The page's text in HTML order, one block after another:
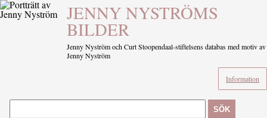
JENNY NYSTRÖMS
BILDER
Jenny Nyström och Curt Stoopendaal-stiftelsens databas med motiv av
Jenny Nyström
Information
SÖK